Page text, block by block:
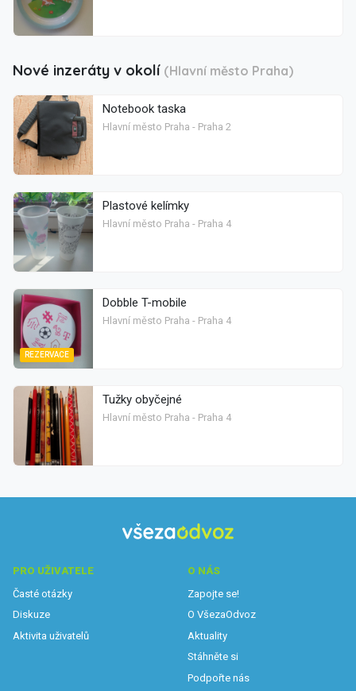
Nové inzeráty v okolí (Hlavní město Praha)
Notebook taska
Hlavní město Praha - Praha 2
Plastové kelímky
Hlavní město Praha - Praha 4
REZERVACE
Dobble T-mobile
Hlavní město Praha - Praha 4
Tužky obyčejné
Hlavní město Praha - Praha 4
PRO UŽIVATELE
Časté otázky
Diskuze
Aktivita uživatelů
O NÁS
Zapojte se!
O VšezaOdvoz
Aktuality
Stáhněte si
Podpořte nás